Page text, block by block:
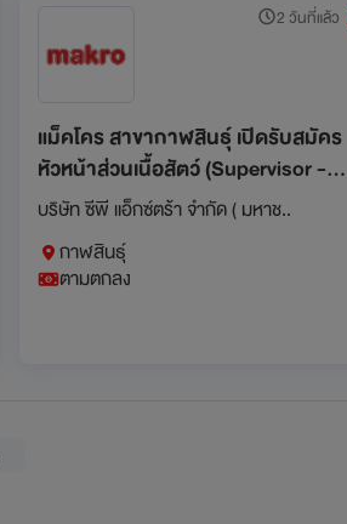
2 วันที่แล้ว
แม็คโคร สาขากาฬสินธุ์ เปิดรับสมัคร
หัวหน้าส่วนเนื้อสัตว์ (Supervisor -
Butchery)
บริษัท ซีพี แอ็กซ์ตร้า จำกัด ( มหาช..
กาฬสินธุ์
ตามตกลง